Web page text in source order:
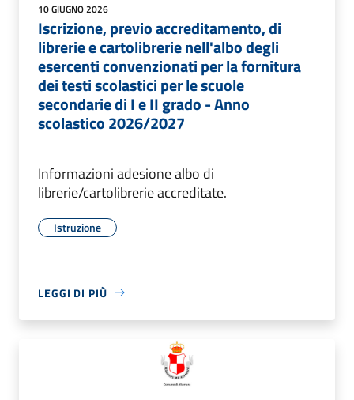
10 GIUGNO 2026
Iscrizione, previo accreditamento, di
librerie e cartolibrerie nell'albo degli
esercenti convenzionati per la fornitura
dei testi scolastici per le scuole
secondarie di I e II grado - Anno
scolastico 2026/2027
Informazioni adesione albo di
librerie/cartolibrerie accreditate.
Istruzione
LEGGI DI PIÙ